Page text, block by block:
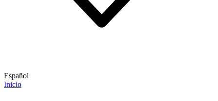
Español
Inicio